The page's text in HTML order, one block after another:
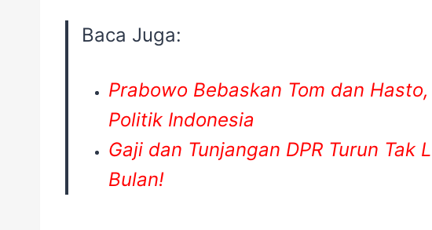
Baca Juga:
Prabowo Bebaskan Tom dan
Politik Indonesia
Gaji dan Tunjangan DPR Turun Tak
Bulan!